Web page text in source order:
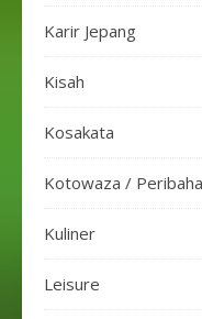
Karir Jepang
Kisah
Kosakata
Kotowaza /
Kuliner
Leisure